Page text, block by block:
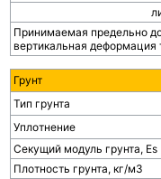
Принимаемая предельно
вертикальная деформация
Грунт
Тип грунта
Уплотнение
Секущий модуль грунта, Es
Плотность грунта, кг/м3